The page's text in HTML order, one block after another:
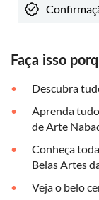
Faça isso
Descubra
Aprenda
de Arte
Conheça
Belas Artes
Veja o belo